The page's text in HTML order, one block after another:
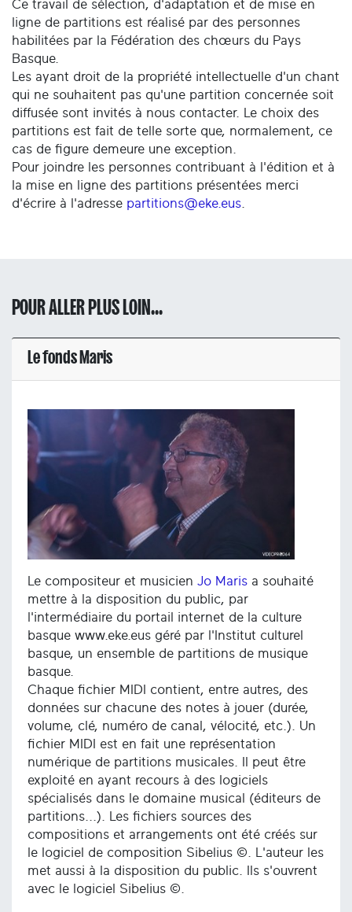
Ce travail de sélection, d'adaptation et de mise en
ligne de partitions est réalisé par des personnes
habilitées par la Fédération des chœurs du Pays
Basque.
Les ayant droit de la propriété intellectuelle d'un chant
qui ne souhaitent pas qu'une partition concernée soit
diffusée sont invités à nous contacter. Le choix des
partitions est fait de telle sorte que, normalement, ce
cas de figure demeure une exception.
Pour joindre les personnes contribuant à l'édition et à
la mise en ligne des partitions présentées merci
d'écrire à l'adresse partitions@eke.eus
POUR ALLER PLUS LOIN...
Le fonds Maris
Le compositeur et musicien Jo Maris a souhaité
mettre à la disposition du public, par
l'intermédiaire du portail internet de la culture
basque www.eke.eus géré par l'Institut culturel
basque, un ensemble de partitions de musique
basque.
Chaque fichier MIDI contient, entre autres, des
données sur chacune des notes à jouer (durée,
volume, clé, numéro de canal, vélocité, etc.). Un
fichier MIDI est en fait une représentation
numérique de partitions musicales. Il peut être
exploité en ayant recours à des logiciels
spécialisés dans le domaine musical (éditeurs de
partitions...). Les fichiers sources des
compositions et arrangements ont été créés sur
le logiciel de composition Sibelius ©. L'auteur les
met aussi à la disposition du public. Ils s'ouvrent
avec le logiciel Sibelius ©.